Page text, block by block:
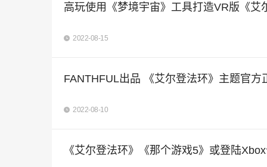
高玩使用《梦境宇宙》工具打造VR版《艾
2022-08-15
FANTHFUL出品 《艾尔登法环》主题官方
2022-08-10
《艾尔登法环》《那个游戏5》或登陆